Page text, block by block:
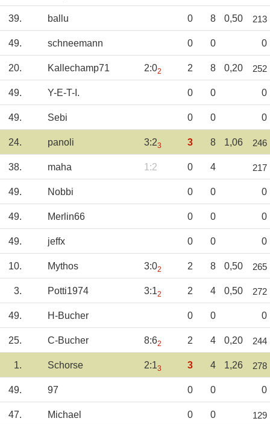
39. ballu 0 8 0,50 213
49. schneemann 0 0 0
20. Kallechamp71 2:02 2 8 0,20 252
49. Y-E-T-I. 0 0 0
49. Sebi 0 0 0
24. panoli 3:23 3 8 1,06 246
38. maha 1:2 0 4 217
49. Nobbi 0 0 0
49. Merlin66 0 0 0
49. jeffx 0 0 0
10. Mythos 3:02 2 8 0,50 265
3. Potti1974 3:12 2 4 0,50 272
49. H-Bucher 0 0 0
25. C-Bucher 8:62 2 4 0,20 244
1. Schorse 2:13 3 4 1,26 278
49. 97 0 0 0
47. Michael 0 0 129